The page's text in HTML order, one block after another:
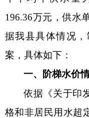
196.36万元，供水
据我县具体情况
案，具体如下 ：
一、阶梯水价
依据《关于印
格和非居民用水超